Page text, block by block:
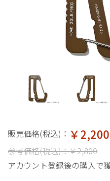
販売価格(税込)： ￥2,200
参考価格(税込)：￥2,800
アカウント登録後の購入で